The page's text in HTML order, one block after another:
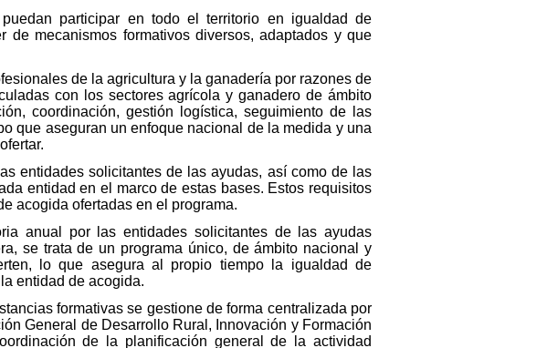
participar en todo el territorio en igualdad de
mecanismos formativos diversos, adaptados y que
de la agricultura y la ganadería por razones de
con los sectores agrícola y ganadero de ámbito
coordinación, gestión logística, seguimiento de las
que aseguran un enfoque nacional de la medida y una
entidades solicitantes de las ayudas, así como de las
entidad en el marco de estas bases. Estos requisitos
acogida ofertadas en el programa.
anual por las entidades solicitantes de las ayudas
se trata de un programa único, de ámbito nacional y
lo que asegura al propio tiempo la igualdad de
entidad de acogida.
formativas se gestione de forma centralizada por
General de Desarrollo Rural, Innovación y Formación
de la planificación general de la actividad